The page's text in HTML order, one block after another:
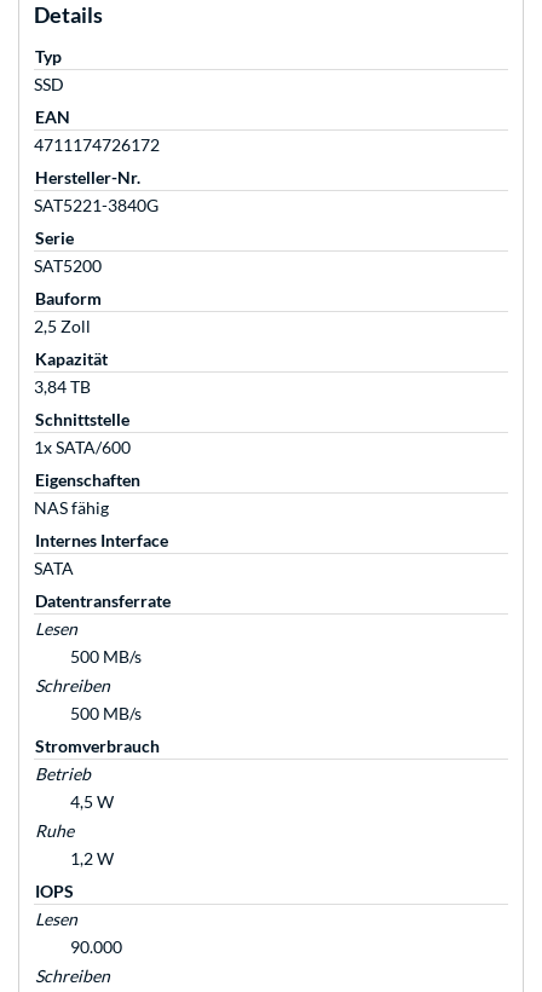
Details
Typ
SSD
EAN
4711174726172
Hersteller-Nr.
SAT5221-3840G
Serie
SAT5200
Bauform
2,5 Zoll
Kapazität
3,84 TB
Schnittstelle
1x SATA/600
Eigenschaften
NAS fähig
Internes Interface
SATA
Datentransferrate
Lesen
500 MB/s
Schreiben
500 MB/s
Stromverbrauch
Betrieb
4,5 W
Ruhe
1,2 W
IOPS
Lesen
90.000
Schreiben